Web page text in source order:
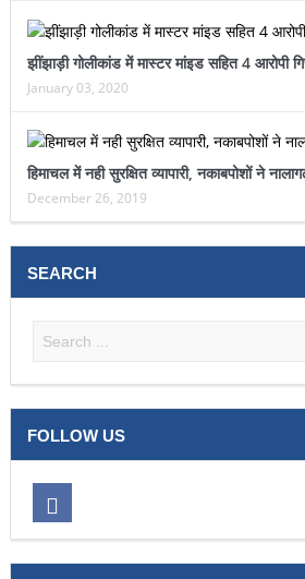
झींझाड़ी गोलीकांड में मास्टर मांइड सहित 4 आरोपी
January 03, 2020
हिमाचल में नही सुरक्षित व्यापारी, नकाबपोशों ने
December 26, 2019
SEARCH
FOLLOW US